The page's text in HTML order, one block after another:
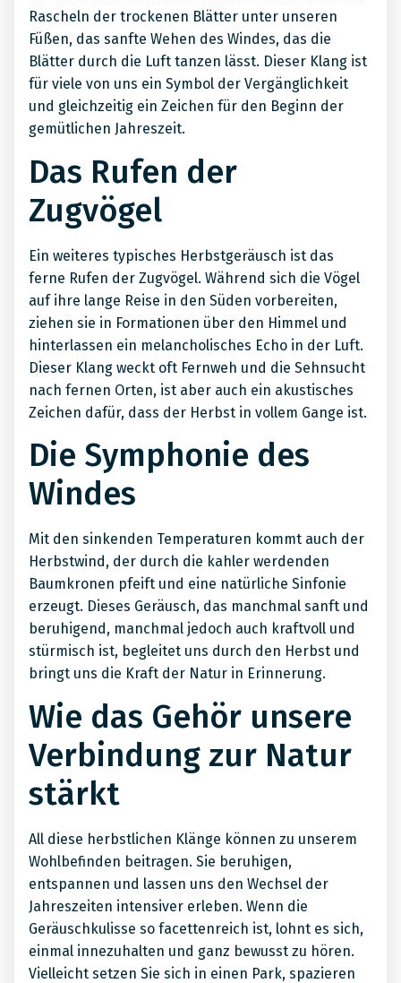
Rascheln der trockenen Blätter unter unseren
Füßen, das sanfte Wehen des Windes, das die
Blätter durch die Luft tanzen lässt. Dieser Klang ist
für viele von uns ein Symbol der Vergänglichkeit
und gleichzeitig ein Zeichen für den Beginn der
gemütlichen Jahreszeit.
Das Rufen der
Zugvögel
Ein weiteres typisches Herbstgeräusch ist das
ferne Rufen der Zugvögel. Während sich die Vögel
auf ihre lange Reise in den Süden vorbereiten,
ziehen sie in Formationen über den Himmel und
hinterlassen ein melancholisches Echo in der Luft.
Dieser Klang weckt oft Fernweh und die Sehnsucht
nach fernen Orten, ist aber auch ein akustisches
Zeichen dafür, dass der Herbst in vollem Gange ist.
Die Symphonie des
Windes
Mit den sinkenden Temperaturen kommt auch der
Herbstwind, der durch die kahler werdenden
Baumkronen pfeift und eine natürliche Sinfonie
erzeugt. Dieses Geräusch, das manchmal sanft und
beruhigend, manchmal jedoch auch kraftvoll und
stürmisch ist, begleitet uns durch den Herbst und
bringt uns die Kraft der Natur in Erinnerung.
Wie das Gehör unsere
Verbindung zur Natur
stärkt
All diese herbstlichen Klänge können zu unserem
Wohlbefinden beitragen. Sie beruhigen,
entspannen und lassen uns den Wechsel der
Jahreszeiten intensiver erleben. Wenn die
Geräuschkulisse so facettenreich ist, lohnt es sich,
einmal innezuhalten und ganz bewusst zu hören.
Vielleicht setzen Sie sich in einen Park, spazieren